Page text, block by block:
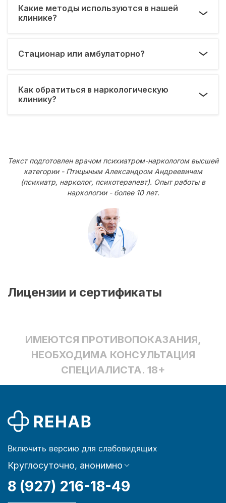
Какие методы используются в нашей
клинике?
Стационар или амбулаторно?
Как обратиться в наркологическую
клинику?
Текст подготовлен врачом психиатром-наркологом высшей
категории - Птицыным Александром Андреевичем
(психиатр, нарколог, психотерапевт). Опыт работы в
наркологии - более 10 лет.
Лицензии и сертификаты
ИМЕЮТСЯ ПРОТИВОПОКАЗАНИЯ,
НЕОБХОДИМА КОНСУЛЬТАЦИЯ
СПЕЦИАЛИСТА. 18+
Включить версию для слабовидящих
Круглосуточно, анонимно
8 (927) 216-18-49